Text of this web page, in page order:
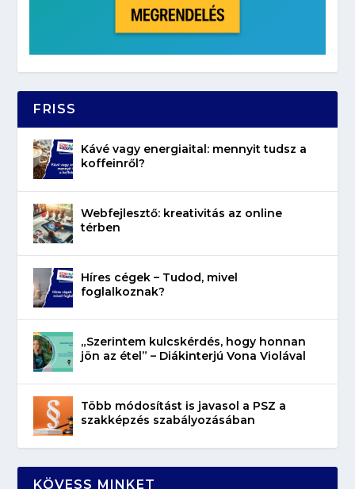
FRISS
Kávé vagy energiaital: mennyit tudsz a
koffeinről?
Webfejlesztő: kreativitás az online
térben
Híres cégek – Tudod, mivel
foglalkoznak?
„Szerintem kulcskérdés, hogy honnan
jön az étel” – Diákinterjú Vona Violával
Több módosítást is javasol a PSZ a
szakképzés szabályozásában
KÖVESS MINKET